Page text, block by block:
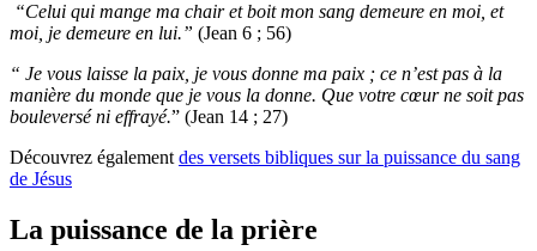
“Celui qui mange ma chair et boit mon sang demeure en moi, et
moi, je demeure en lui.” (Jean 6 ; 56)
“ Je vous laisse la paix, je vous donne ma paix ; ce n’est pas à la
manière du monde que je vous la donne. Que votre cœur ne soit pas
bouleversé ni effrayé.” (Jean 14 ; 27)
Découvrez égalementdes versets bibliques sur la puissance du sang
de Jésus
La puissance de la prière